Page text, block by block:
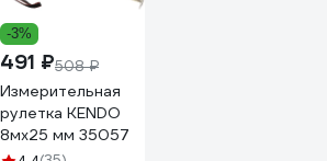
-3%
491 ₽508 ₽
Измерительная
рулетка KENDO
8мх25 мм 35057